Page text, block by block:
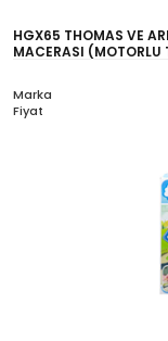
HGX65 THOMAS VE
MACERASI (MOTORLU
Marka
Fiyat